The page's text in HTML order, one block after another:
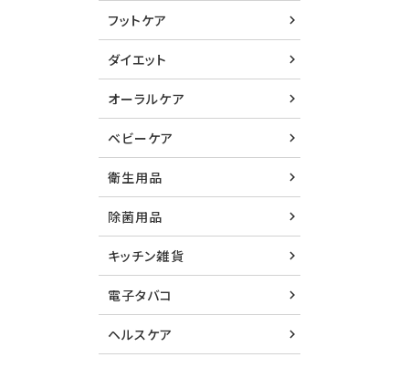
フットケア
ダイエット
オーラルケア
ベビーケア
衛生用品
除菌用品
キッチン雑貨
電子タバコ
ヘルスケア